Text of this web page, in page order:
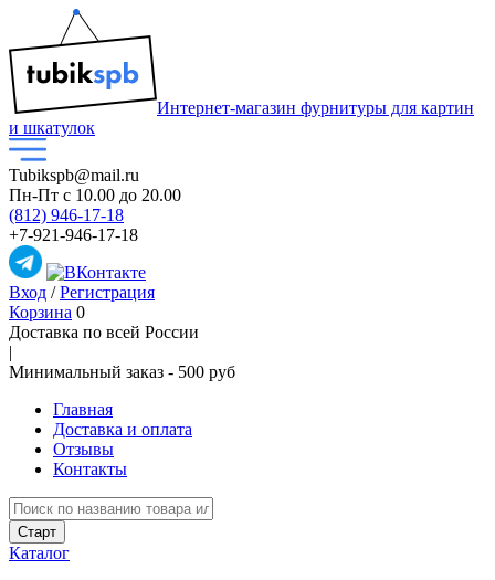
Интернет-магазин фурнитуры для картин
и шкатулок
Tubikspb@mail.ru
Пн-Пт с 10.00 до 20.00
(812) 946-17-18
+7-921-946-17-18
Вход /Регистрация
Корзина 0
Доставка по всей России
|
Минимальный закaз - 500 руб
Главная
Доставка и оплата
Отзывы
Контакты
Каталог